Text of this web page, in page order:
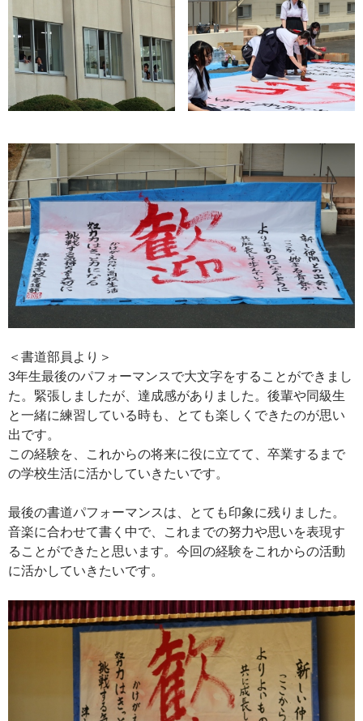
＜書道部員より＞
3年生最後のパフォーマンスで大文字をすることができまし
た。緊張しましたが、達成感がありました。後輩や同級生
と一緒に練習している時も、とても楽しくできたのが思い
出です。
この経験を、これからの将来に役に立てて、卒業するまで
の学校生活に活かしていきたいです。
最後の書道パフォーマンスは、とても印象に残りました。
音楽に合わせて書く中で、これまでの努力や思いを表現す
ることができたと思います。今回の経験をこれからの活動
に活かしていきたいです。